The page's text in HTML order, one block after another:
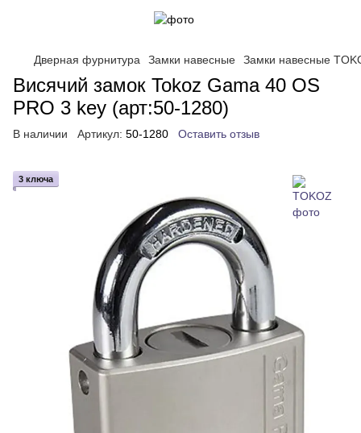
Дверная фурнитура Замки навесные Замки навесные
Висячий замок Tokoz Gama 40 OS
PRO 3 key (арт:50-1280)
В наличии Артикул: 50-1280 Оставить отзыв
3 ключа